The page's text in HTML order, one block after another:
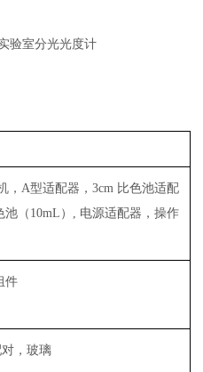
，A型适配器，3cm 比色池适配
池（ 10mL ） , 电源适配器，操作
件
，玻璃